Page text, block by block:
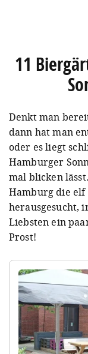
11
Denkt man
dann hat man
oder es liegt
Hamburger
mal blicken
Hamburg die elf
herausgesucht,
Liebsten ein
Prost!